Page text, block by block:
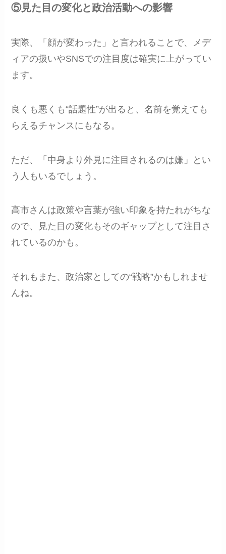
⑤見た目の変化と政治活動への影響
実際、「顔が変わった」と言われることで、メデ
ィアの扱いやSNSでの注目度は確実に上がってい
ます。
良くも悪くも“話題性”が出ると、名前を覚えても
らえるチャンスにもなる。
ただ、「中身より外見に注目されるのは嫌」とい
う人もいるでしょう。
高市さんは政策や言葉が強い印象を持たれがちな
ので、見た目の変化もそのギャップとして注目さ
れているのかも。
それもまた、政治家としての“戦略”かもしれませ
んね。